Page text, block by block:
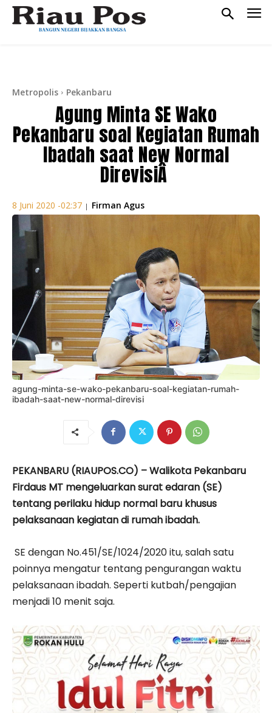
Metropolis Pekanbaru
Agung Minta SE Wako
Pekanbaru soal Kegiatan Rumah
Ibadah saat New Normal
DirevisiÂ
8 Juni 2020 -02:37 | Firman Agus
agung-minta-se-wako-pekanbaru-soal-kegiatan-rumah-
ibadah-saat-new-normal-direvisi
PEKANBARU (RIAUPOS.CO) – Walikota Pekanbaru
Firdaus MT mengeluarkan surat edaran (SE)
tentang perilaku hidup normal baru khusus
pelaksanaan kegiatan di rumah ibadah.
SE dengan No.451/SE/1024/2020 itu, salah satu
poinnya mengatur tentang pengurangan waktu
pelaksanaan ibadah. Seperti kutbah/pengajian
menjadi 10 menit saja.